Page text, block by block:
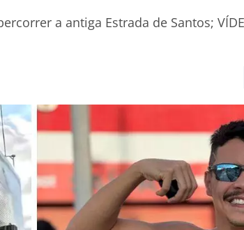
a antiga Estrada de Santos;